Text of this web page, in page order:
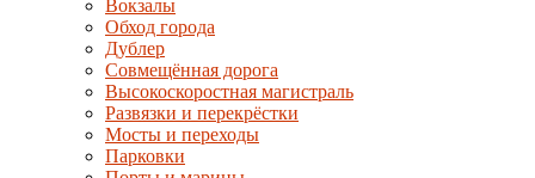
Вокзалы
Обход города
Дублер
Совмещённая дорога
Высокоскоростная магистраль
Развязки и перекрёстки
Мосты и переходы
Парковки